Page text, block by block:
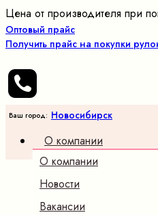
Цена от производителя при
Оптовый прайс
Получить прайс на покупки
Ваш город: Новосибирск
О компании
О компании
Новости
Вакансии